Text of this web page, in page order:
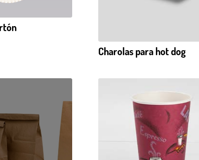
Charolas para hot dog